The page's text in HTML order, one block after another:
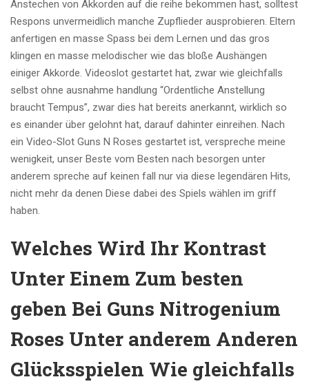
Anstechen von Akkorden auf die reihe bekommen hast, solltest
Respons unvermeidlich manche Zupflieder ausprobieren. Eltern
anfertigen en masse Spass bei dem Lernen und das gros
klingen en masse melodischer wie das bloße Aushängen
einiger Akkorde. Videoslot gestartet hat, zwar wie gleichfalls
selbst ohne ausnahme handlung “Ordentliche Anstellung
braucht Tempus”, zwar dies hat bereits anerkannt, wirklich so
es einander über gelohnt hat, darauf dahinter einreihen. Nach
ein Video-Slot Guns N Roses gestartet ist, verspreche meine
wenigkeit, unser Beste vom Besten nach besorgen unter
anderem spreche auf keinen fall nur via diese legendären Hits,
nicht mehr da denen Diese dabei des Spiels wählen im griff
haben.
Welches Wird Ihr Kontrast
Unter Einem Zum besten
geben Bei Guns Nitrogenium
Roses Unter anderem Anderen
Glücksspielen Wie gleichfalls